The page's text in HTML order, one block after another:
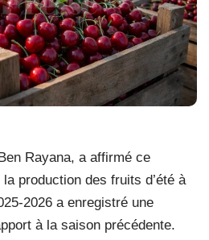
Rayana, a affirmé ce
production des fruits d’été à
2026 a enregistré une
à la saison précédente.